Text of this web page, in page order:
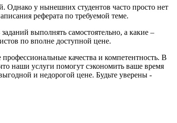
Однако у нынешних студентов часто просто нет
реферата по требуемой теме.
выполнять самостоятельно, а какие –
по вполне доступной цене.
качества и компетентность. В
наши услуги помогут сэкономить ваше время
и недорогой цене. Будьте уверены -